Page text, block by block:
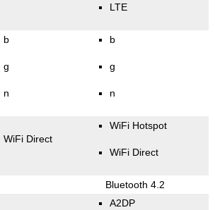
LTE
b
g
n
b
g
n
WiFi Direct
WiFi Hotspot
WiFi Direct
Bluetooth 4.2
A2DP